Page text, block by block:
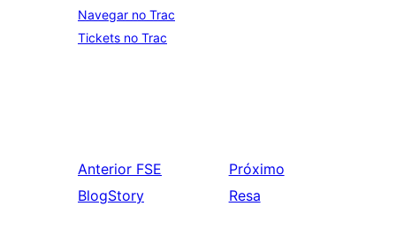
Navegar no Trac
Tickets no Trac
Anterior FSE
BlogStory
Próximo
Resa